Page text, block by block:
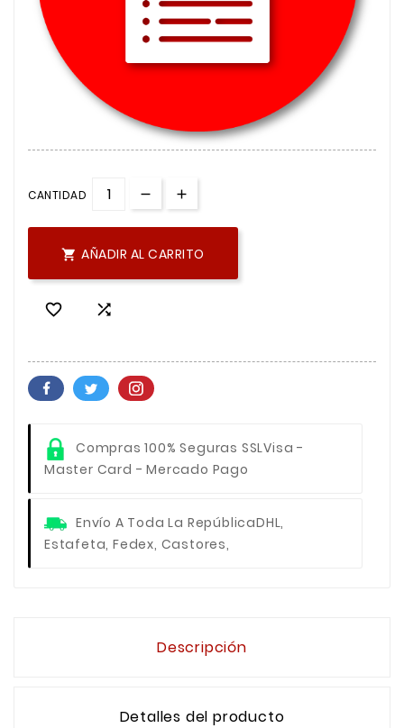
CANTIDAD
 AÑADIR AL CARRITO
 
Compras 100% Seguras SSLVisa -
Master Card - Mercado Pago
Envío A Toda La RepúblicaDHL,
Estafeta, Fedex, Castores,
Descripción
Detalles del producto